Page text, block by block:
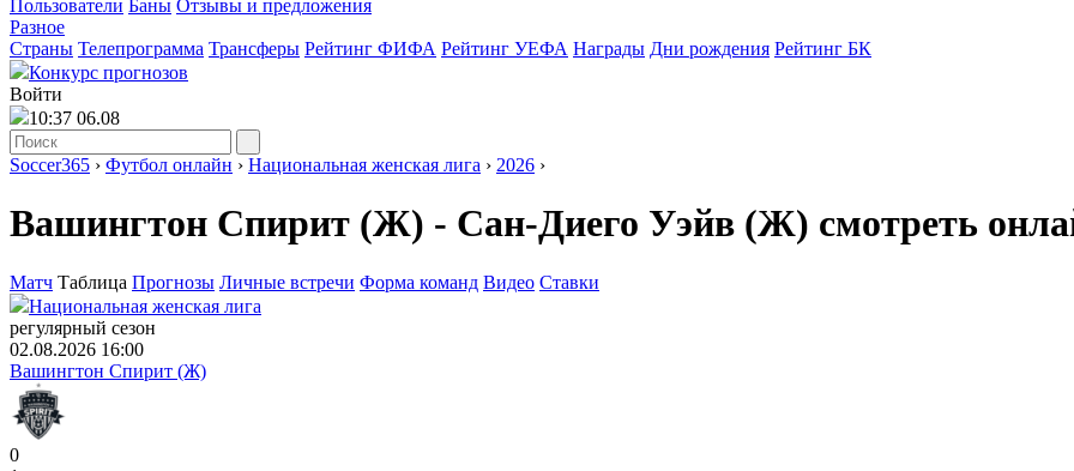
Пользователи Баны Отзывы и предложения
Разное
Страны Телепрограмма Трансферы Рейтинг ФИФА Рейтинг УЕФА Награды Дни рождения Рейтинг БК
Конкурс прогнозов
Войти
10:37 06.08
Soccer365 › Футбол онлайн › Национальная женская лига › 2026 ›
Вашингтон Спирит (Ж) - Сан-Диего Уэйв (Ж) смотреть
Матч Таблица Прогнозы Личные встречи Форма команд Видео Ставки
Национальная женская лига
регулярный сезон
02.08.2026 16:00
Вашингтон Спирит (Ж)
0